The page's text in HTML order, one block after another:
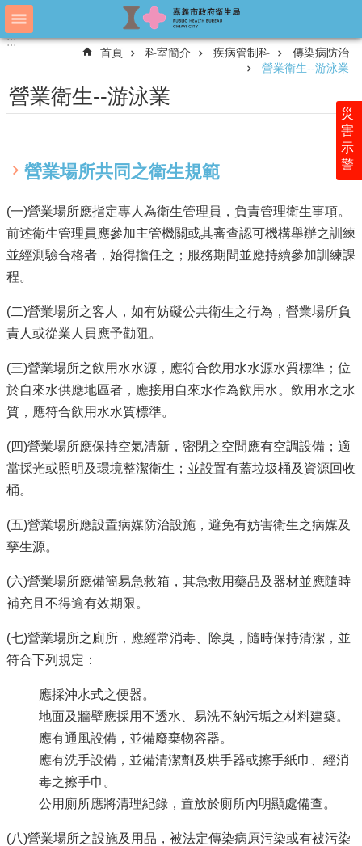
跳到主要內容區塊
進
識
局
科
室
簡
附
單
位
公
資
訊
公
訊
息
服
務
專
主
English
網
:::
災
害
示
警
:::
首頁 科室簡介 疾病管制科
傳染病防治
營業衛生--游泳業
營業衛生--游泳業
營業場所共同之衛生規範
(一)營業場所應指定專人為衛生管理員，負責管理衛生事項。
前述衛生管理員應參加主管機關或其審查認可機構舉辦之訓練
並經測驗合格者，始得擔任之；服務期間並應持續參加訓練課
程。
(二)營業場所之客人，如有妨礙公共衛生之行為，營業場所負
責人或從業人員應予勸阻。
(三)營業場所之飲用水水源，應符合飲用水水源水質標準；位
於自來水供應地區者，應接用自來水作為飲用水。飲用水之水
質，應符合飲用水水質標準。
(四)營業場所應保持空氣清新，密閉之空間應有空調設備；適
當採光或照明及環境整潔衛生；並設置有蓋垃圾桶及資源回收
桶。
(五)營業場所應設置病媒防治設施，避免有妨害衛生之病媒及
孳生源。
(六)營業場所應備簡易急救箱，其急救用藥品及器材並應隨時
補充且不得逾有效期限。
(七)營業場所之廁所，應經常消毒、除臭，隨時保持清潔，並
符合下列規定：
應採沖水式之便器。
地面及牆壁應採用不透水、易洗不納污垢之材料建築。
應有通風設備，並備廢棄物容器。
應有洗手設備，並備清潔劑及烘手器或擦手紙巾、經消
毒之擦手巾。
公用廁所應將清理紀錄，置放於廁所內明顯處備查。
(八)營業場所之設施及用品，被法定傳染病原污染或有被污染